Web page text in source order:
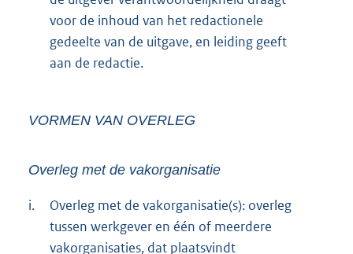
voor de inhoud van het redactionele
gedeelte van de uitgave, en leiding geeft
aan de redactie.
VORMEN VAN OVERLEG
Overleg met de vakorganisatie
i.
Overleg met de vakorganisatie(s): overleg
tussen werkgever en één of meerdere
vakorganisaties, dat plaatsvindt